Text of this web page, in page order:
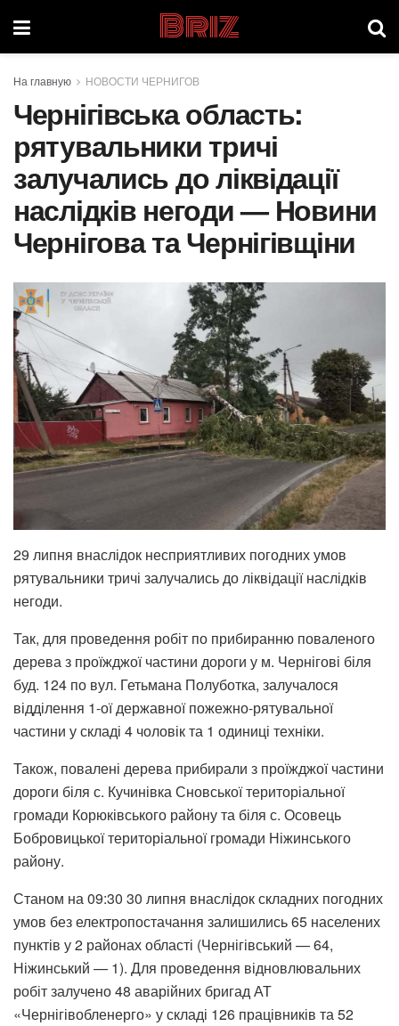
Briz
На главную НОВОСТИ ЧЕРНИГОВ
Чернігівська область:
рятувальники тричі
залучались до ліквідації
наслідків негоди — Новини
Чернігова та Чернігівщіни
29 липня внаслідок несприятливих погодних умов
рятувальники тричі залучались до ліквідації наслідків
негоди.
Так, для проведення робіт по прибиранню поваленого
дерева з проїжджої частини дороги у м. Чернігові біля
буд. 124 по вул. Гетьмана Полуботка, залучалося
відділення 1-ої державної пожежно-рятувальної
частини у складі 4 чоловік та 1 одиниці техніки.
Також, повалені дерева прибирали з проїжджої частини
дороги біля с. Кучинівка Сновської територіальної
громади Корюківського району та біля с. Осовець
Бобровицької територіальної громади Ніжинського
району.
Станом на 09:30 30 липня внаслідок складних погодних
умов без електропостачання залишились 65 населених
пунктів у 2 районах області (Чернігівський — 64,
Ніжинський — 1). Для проведення відновлювальних
робіт залучено 48 аварійних бригад АТ
«Чернігівобленерго» у складі 126 працівників та 52